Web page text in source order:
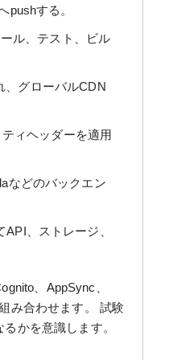
pushする。
ル、テスト、ビル
、グローバルCDN
ィヘッダーを適用
などのバックエン
、ストレージ、
、AppSync、
み合わせます。 試験
かを意識します。